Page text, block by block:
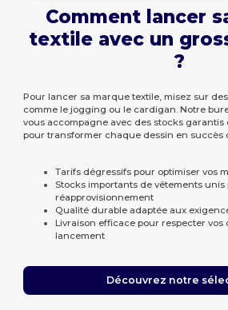
Comment lancer
textile avec un
?
Pour lancer sa marque textile, misez sur
comme le jogging ou le cardigan. Notre
vous accompagne avec des stocks
pour transformer chaque dessin en succès
Tarifs dégressifs pour optimiser vos
Stocks importants de vêtements unis
réapprovisionnement
Qualité durable adaptée aux
Livraison efficace pour respecter vos
lancement
Découvrez notre